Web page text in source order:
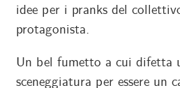
idee per i pranks del
protagonista.
Un bel fumetto a cui difetta
sceneggiatura per essere un